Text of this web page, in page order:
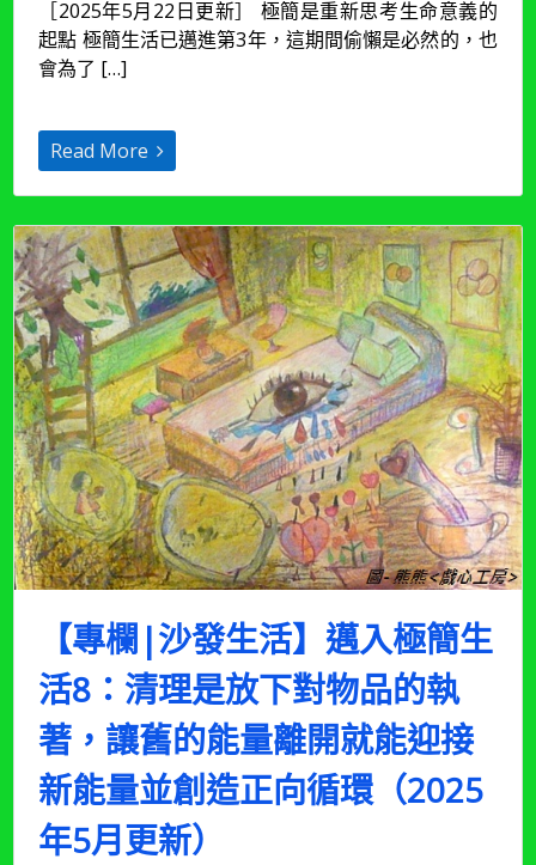
沙
發
生
入
極
活
9：
簡
化
也
是
跟
過
往
說
再
見
的
旅
程，
也
思
考
生
命
意
義
的
行
程
（2025
［2025年5月22日更新］ 極簡是重新思考生命意義的
起點 極簡生活已邁進第3年，這期間偷懶是必然的，也
會為了 […]
Read More
【專欄|沙發生活】邁入極簡生
活8：清理是放下對物品的執
著，讓舊的能量離開就能迎接
新能量並創造正向循環（2025
年5月更新）